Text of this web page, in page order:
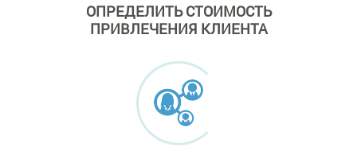
ОПРЕДЕЛИТЬ СТОИМОСТЬ
ПРИВЛЕЧЕНИЯ КЛИЕНТА